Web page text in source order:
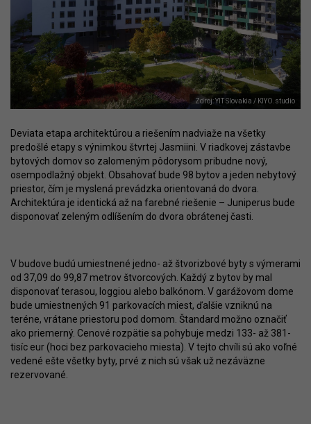
Zdroj: YIT Slovakia / KIYO.studio
Deviata etapa architektúrou a riešením nadviaže na všetky
predošlé etapy s výnimkou štvrtej Jasmiini. V riadkovej zástavbe
bytových domov so zalomeným pôdorysom pribudne nový,
osempodlažný objekt. Obsahovať bude 98 bytov a jeden nebytový
priestor, čím je myslená prevádzka orientovaná do dvora.
Architektúra je identická až na farebné riešenie – Juniperus bude
disponovať zeleným odlíšením do dvora obrátenej časti.
V budove budú umiestnené jedno- až štvorizbové byty s výmerami
od 37,09 do 99,87 metrov štvorcových. Každý z bytov by mal
disponovať terasou, loggiou alebo balkónom. V garážovom dome
bude umiestnených 91 parkovacích miest, ďalšie vzniknú na
teréne, vrátane priestoru pod domom. Štandard možno označiť
ako priemerný. Cenové rozpätie sa pohybuje medzi 133- až 381-
tisíc eur (hoci bez parkovacieho miesta). V tejto chvíli sú ako voľné
vedené ešte všetky byty, prvé z nich sú však už nezáväzne
rezervované.